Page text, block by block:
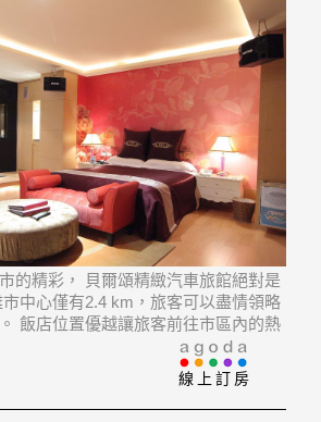
的精彩， 貝爾頌精緻汽車旅館絕對是
中心僅有2.4 km，旅客可以盡情領略
飯店位置優越讓旅客前往市區內的熱
線上訂房